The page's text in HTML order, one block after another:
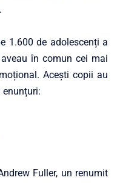
1.600 de adolescenți a
în comun cei mai
Acești copii au
Fuller, un renumit